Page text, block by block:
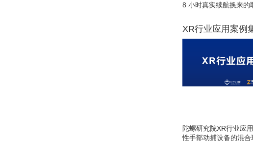
8 小时真实续航换来的
XR行业应用案例
陀螺研究院XR行业应
性手部动捕设备的混